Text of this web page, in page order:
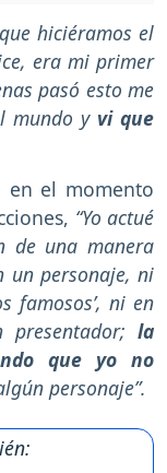
hiciéramos el
era mi primer
pasó esto me
mundo y vi que
en el momento
“Yo actué
de una manera
un personaje, ni
famosos’, ni en
la
que yo no
personaje”.